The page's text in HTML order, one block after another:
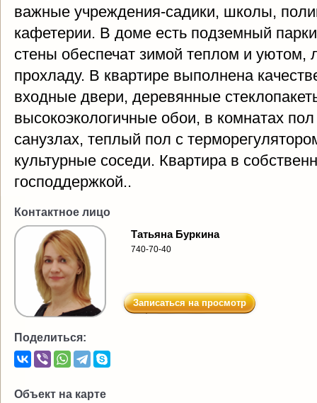
важные учреждения-садики, школы,
кафетерии. В доме есть подземный
стены обеспечат зимой теплом и уютом,
прохладу. В квартире выполнена
входные двери, деревянные
высокоэкологичные обои, в комнатах
санузлах, теплый пол с
культурные соседи. Квартира в
господдержкой..
Контактное лицо
Татьяна Буркина
740-70-40
Записаться на просмотр
Поделиться:
Объект на карте